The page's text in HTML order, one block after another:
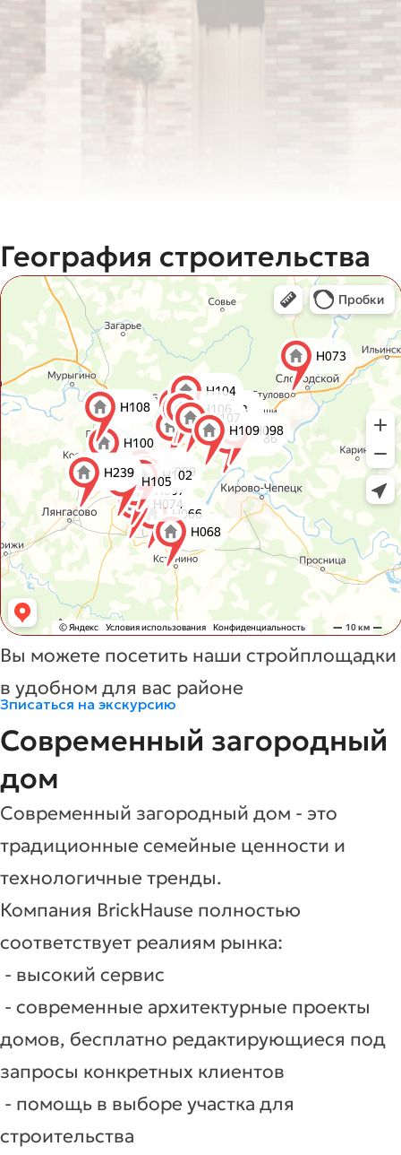
География строительства
Вы можете посетить наши стройплощадки
в удобном для вас районе
Зписаться на экскурсию
Современный загородный
дом
Современный загородный дом - это
традиционные семейные ценности и
технологичные тренды.
Компания BrickHause полностью
соответствует реалиям рынка:
- высокий сервис
- современные архитектурные проекты
домов, бесплатно редактирующиеся под
запросы конкретных клиентов
- помощь в выборе участка для
строительства